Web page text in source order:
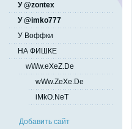
У @zontex
У @imko777
У Воффки
НА ФИШКЕ
wWw.eXeZ.De
wWw.ZeXe.De
iMkO.NeT
Добавить сайт